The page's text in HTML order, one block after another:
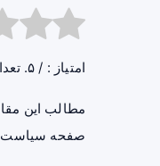
امتیاز : / ۵. تعداد نظر :
مطالب این
صفحه سیاست